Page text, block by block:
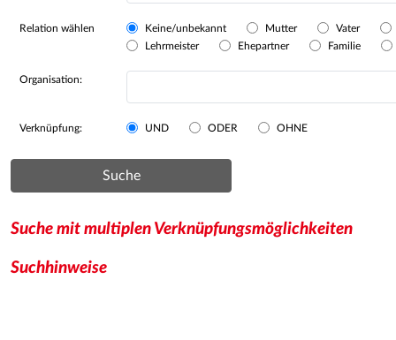
Relation wählen Keine/unbekannt Mutter
Vater
Lehrmeister
Ehepartner Familie
Organisation:
Verknüpfung: UND ODER OHNE
Suche
Suche mit multiplen Verknüpfungsmöglichkeiten
Suchhinweise